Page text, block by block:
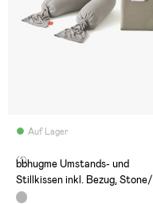
Auf Lager
(1)
bbhugme Umstands- und
Stillkissen inkl. Bezug, Stone/
Dusty Olive